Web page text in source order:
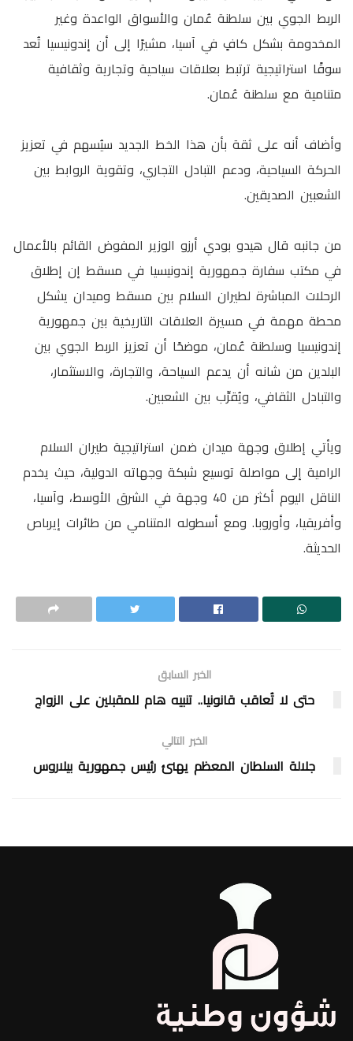
الربط الجوي بين سلطنة عُمان والأسواق الواعدة وغير
المخدومة بشكل كافٍ في آسيا، مشيرًا إلى أن إندونيسيا تُعد
سوقًا استراتيجية ترتبط بعلاقات سياحية وتجارية وثقافية
متنامية مع سلطنة عُمان.
وأضاف أنه على ثقة بأن هذا الخط الجديد سيُسهم في تعزيز
الحركة السياحية، ودعم التبادل التجاري، وتقوية الروابط بين
الشعبين الصديقين.
من جانبه قال هيدو بودي أرزو الوزير المفوض القائم بالأعمال
في مكتب سفارة جمهورية إندونيسيا في مسقط إن إطلاق
الرحلات المباشرة لطيران السلام بين مسقط وميدان يشكل
محطة مهمة في مسيرة العلاقات التاريخية بين جمهورية
إندونيسيا وسلطنة عُمان، موضحًا أن تعزيز الربط الجوي بين
البلدين من شانه أن يدعم السياحة، والتجارة، والاستثمار،
والتبادل الثقافي، ويُقرِّب بين الشعبين.
ويأتي إطلاق وجهة ميدان ضمن استراتيجية طيران السلام
الرامية إلى مواصلة توسيع شبكة وجهاته الدولية، حيث يخدم
الناقل اليوم أكثر من 40 وجهة في الشرق الأوسط، وآسيا،
وأفريقيا، وأوروبا. ومع أسطوله المتنامي من طائرات إيرباص
الحديثة.
الخبر السابق
حتى لا تُعاقب قانونيا.. تنبيه هام للمقبلين على الزواج
الخبر التالي
جلالة السلطان المعظم يهنئ رئيس جمهورية بيلاروس